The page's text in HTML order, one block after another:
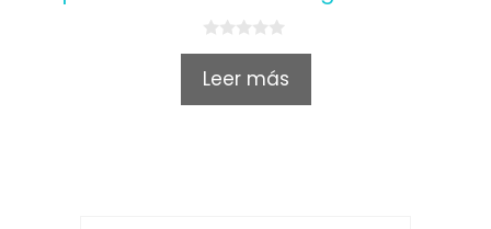
0
u
Leer más